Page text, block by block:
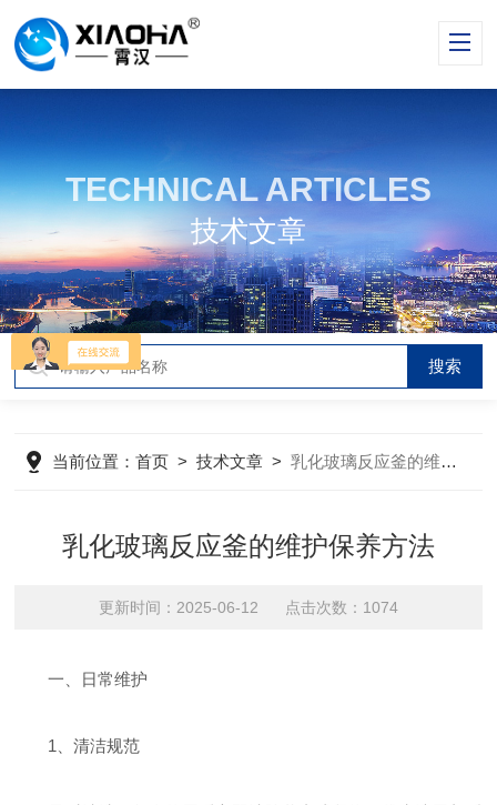
TECHNICAL ARTICLES
技术文章
当前位置：首页 >技术文章 >乳化玻璃反应釜的维护保养方法
乳化玻璃反应釜的维护保养方法
更新时间：2025-06-12 点击次数：1074
一、日常维护
‌1、清洁规范‌